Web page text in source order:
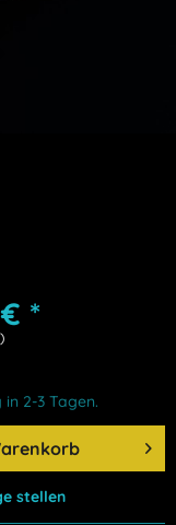
*
2-3 Tagen.
stellen